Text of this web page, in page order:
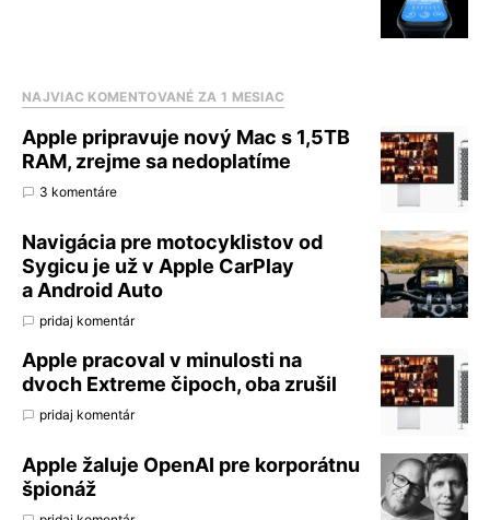
NAJVIAC KOMENTOVANÉ ZA 1 MESIAC
Apple pripravuje nový Mac s 1,5TB
RAM, zrejme sa nedoplatíme
3 komentáre
Navigácia pre motocyklistov od
Sygicu je už v Apple CarPlay
a Android Auto
pridaj komentár
Apple pracoval v minulosti na
dvoch Extreme čipoch, oba zrušil
pridaj komentár
Apple žaluje OpenAI pre korporátnu
špionáž